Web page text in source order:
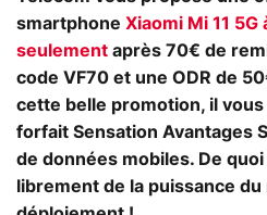
smartphone Xiaomi Mi 11 5G
seulement après 70€ de
code VF70 et une ODR de
cette belle promotion, il
forfait Sensation Avantages
de données mobiles. De
librement de la puissance